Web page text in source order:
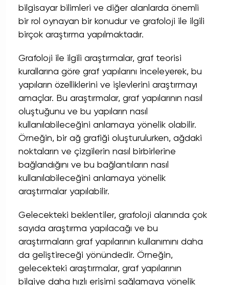
bilgisayar bilimleri ve diğer alanlarda önemli
bir rol oynayan bir konudur ve grafoloji ile ilgili
birçok araştırma yapılmaktadır.
Grafoloji ile ilgili araştırmalar, graf teorisi
kurallarına göre graf yapılarını inceleyerek, bu
yapıların özelliklerini ve işlevlerini araştırmayı
amaçlar. Bu araştırmalar, graf yapılarının nasıl
oluştuğunu ve bu yapıların nasıl
kullanılabileceğini anlamaya yönelik olabilir.
Örneğin, bir ağ grafiği oluşturulurken, ağdaki
noktaların ve çizgilerin nasıl birbirlerine
bağlandığını ve bu bağlantıların nasıl
kullanılabileceğini anlamaya yönelik
araştırmalar yapılabilir.
Gelecekteki beklentiler, grafoloji alanında çok
sayıda araştırma yapılacağı ve bu
araştırmaların graf yapılarının kullanımını daha
da geliştireceği yönündedir. Örneğin,
gelecekteki araştırmalar, graf yapılarının
bilgiye daha hızlı erişimi sağlamaya yönelik